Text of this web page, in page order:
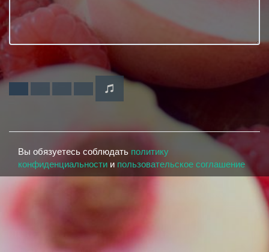
Вы обязуетесь соблюдать политику
конфиденциальности и пользовательское соглашение